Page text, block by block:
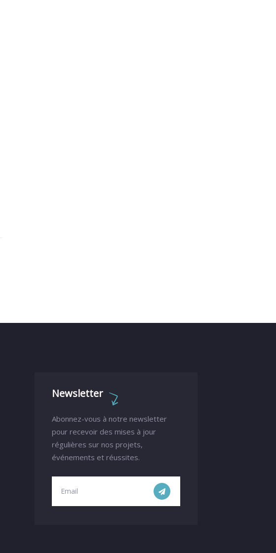
Newsletter
Abonnez-vous à notre newsletter
pour recevoir des mises à jour
régulières sur nos projets,
événements et réussites.